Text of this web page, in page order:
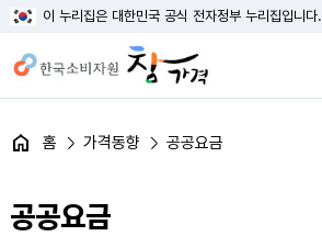
이 누리집은 대한민국 공식 전자정부 누리집입니다.
홈 가격동향 공공요금
공공요금